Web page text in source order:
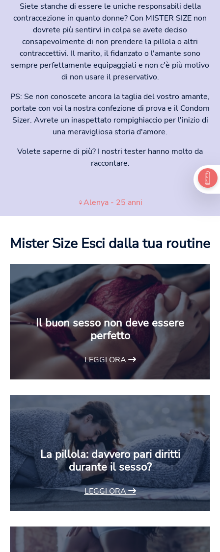
Siete stanche di essere le uniche responsabili della
contraccezione in quanto donne? Con MISTER SIZE non
dovrete più sentirvi in colpa se avete deciso
consapevolmente di non prendere la pillola o altri
contraccettivi. Il marito, il fidanzato o l'amante sono
sempre perfettamente equipaggiati e non c'è più motivo
di non usare il preservativo.
PS: Se non conoscete ancora la taglia del vostro amante,
portate con voi la nostra confezione di prova e il Condom
Sizer. Avrete un inaspettato rompighiaccio per l'inizio di
una meravigliosa storia d'amore.
Volete saperne di più? I nostri tester hanno molto da
raccontare.
♀Alenya - 25 anni
Mister Size Esci dalla tua routine
Il buon sesso non deve essere
perfetto
LEGGI ORA
La pillola: davvero pari diritti
durante il sesso?
LEGGI ORA